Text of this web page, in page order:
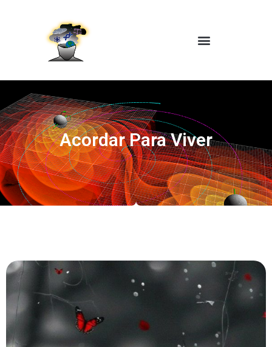
Acordar Para Viver